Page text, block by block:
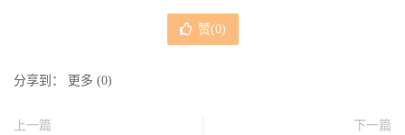
赞(0)
分享到： 更多 (0)
上一篇
下一篇